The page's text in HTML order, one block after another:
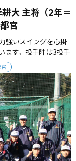
宮
耕大 主将（2年＝
宮
強いスイングを心掛
ます。投手陣は3投手
た守りは徹底して
を伝え合うことで互
す」...